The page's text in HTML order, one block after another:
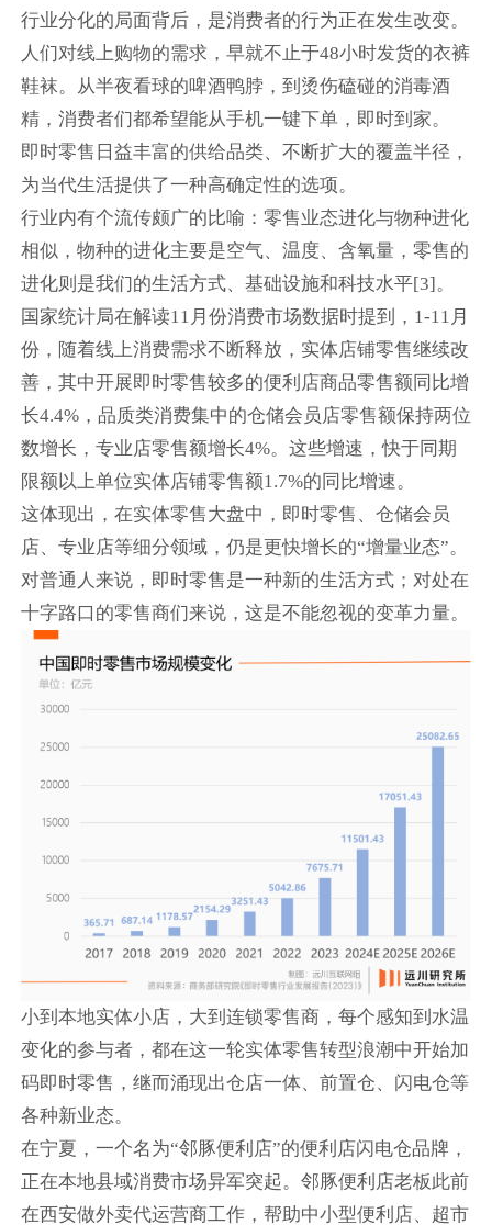
行业分化的局面背后，是消费者的行为正在发生改变。
人们对线上购物的需求，早就不止于48小时发货的衣裤
鞋袜。从半夜看球的啤酒鸭脖，到烫伤磕碰的消毒酒
精，消费者们都希望能从手机一键下单，即时到家。
即时零售日益丰富的供给品类、不断扩大的覆盖半径，
为当代生活提供了一种高确定性的选项。
行业内有个流传颇广的比喻：零售业态进化与物种进化
相似，物种的进化主要是空气、温度、含氧量，零售的
进化则是我们的生活方式、基础设施和科技水平[3]。
国家统计局在解读11月份消费市场数据时提到，1-11月
份，随着线上消费需求不断释放，实体店铺零售继续改
善，其中开展即时零售较多的便利店商品零售额同比增
长4.4%，品质类消费集中的仓储会员店零售额保持两位
数增长，专业店零售额增长4%。这些增速，快于同期
限额以上单位实体店铺零售额1.7%的同比增速。
这体现出，在实体零售大盘中，即时零售、仓储会员
店、专业店等细分领域，仍是更快增长的“增量业态”。
对普通人来说，即时零售是一种新的生活方式；对处在
十字路口的零售商们来说，这是不能忽视的变革力量。
小到本地实体小店，大到连锁零售商，每个感知到水温
变化的参与者，都在这一轮实体零售转型浪潮中开始加
码即时零售，继而涌现出仓店一体、前置仓、闪电仓等
各种新业态。
在宁夏，一个名为“邻豚便利店”的便利店闪电仓品牌，
正在本地县域消费市场异军突起。邻豚便利店老板此前
在西安做外卖代运营商工作，帮助中小型便利店、超市